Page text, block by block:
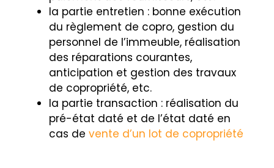
la partie entretien : bonne exécution
du règlement de copro, gestion du
personnel de l’immeuble, réalisation
des réparations courantes,
anticipation et gestion des travaux
de copropriété, etc.
la partie transaction : réalisation du
pré-état daté et de l’état daté en
cas de vente d’un lot de copropriété